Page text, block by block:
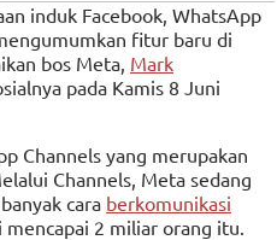
induk Facebook, WhatsApp
fitur baru di
bos Meta, Mark
pada Kamis 8 Juni
Channels yang merupakan
Channels, Meta sedang
cara berkomunikasi
2 miliar orang itu.